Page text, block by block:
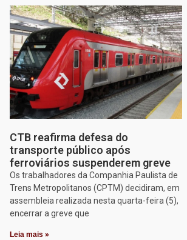
CTB reafirma defesa do
transporte público após
ferroviários suspenderem greve
Os trabalhadores da Companhia Paulista de
Trens Metropolitanos (CPTM) decidiram, em
assembleia realizada nesta quarta-feira (5),
encerrar a greve que
Leia mais »